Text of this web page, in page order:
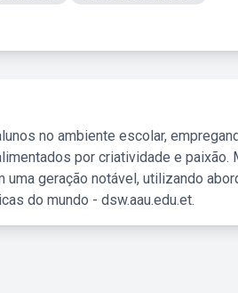
no ambiente escolar,
por criatividade e paixão.
geração notável, utilizando
do mundo - dsw.aau.edu.et.